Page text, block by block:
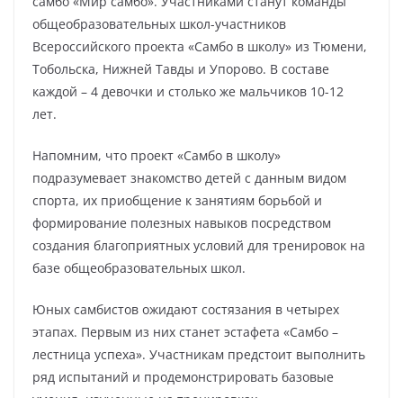
общеобразовательных школ-участников
Всероссийского проекта «Самбо в школу» из Тюмени,
Тобольска, Нижней Тавды и Упорово. В составе
каждой – 4 девочки и столько же мальчиков 10-12
лет.
Напомним, что проект «Самбо в школу»
подразумевает знакомство детей с данным видом
спорта, их приобщение к занятиям борьбой и
формирование полезных навыков посредством
создания благоприятных условий для тренировок на
базе общеобразовательных школ.
Юных самбистов ожидают состязания в четырех
этапах. Первым из них станет эстафета «Самбо –
лестница успеха». Участникам предстоит выполнить
ряд испытаний и продемонстрировать базовые